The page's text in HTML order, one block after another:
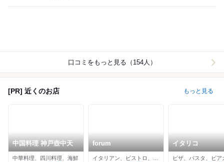
口コミをもっと見る（154人）
[PR] 近くのお店 もっと見る
中国料理 神戸壺中天
中華料理、四川料理、海鮮
forum イタリコ